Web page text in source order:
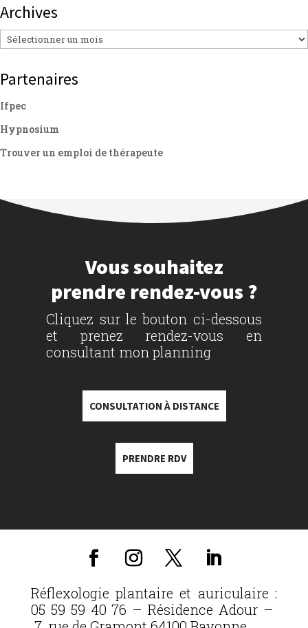
Archives
Archives
Partenaires
Ifpec
Hypnosium
Trouver un emploi de thérapeute
Vous souhaitez
prendre rendez-vous ?
Cliquez sur le bouton ci-dessous
et prenez rendez-vous en
consultant mon planning
CONSULTATION À DISTANCE
PRENDRE RDV
Réflexologie plantaire et auriculaire :
05 59 59 40 76 – Résidence Adour –